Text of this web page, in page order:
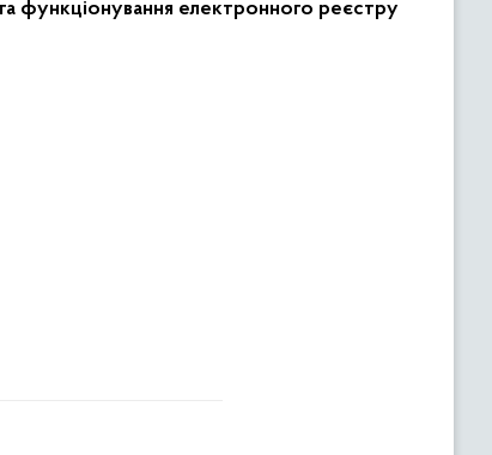
функціонування електронного реєстру